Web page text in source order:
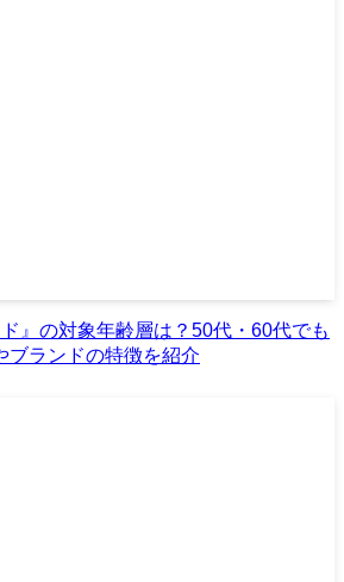
ド』の対象年齢層は？50代・60代でも
ブランドの特徴を紹介